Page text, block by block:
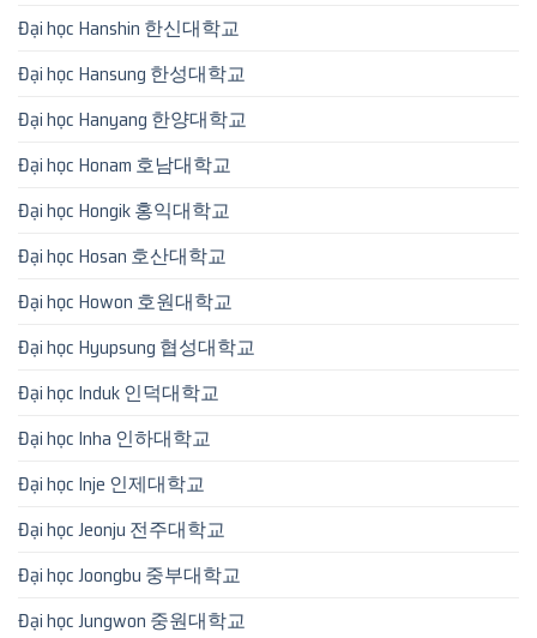
Đại học Hanshin 한신대학교
Đại học Hansung 한성대학교
Đại học Hanyang 한양대학교
Đại học Honam 호남대학교
Đại học Hongik 홍익대학교
Đại học Hosan 호산대학교
Đại học Howon 호원대학교
Đại học Hyupsung 협성대학교
Đại học Induk 인덕대학교
Đại học Inha 인하대학교
Đại học Inje 인제대학교
Đại học Jeonju 전주대학교
Đại học Joongbu 중부대학교
Đại học Jungwon 중원대학교